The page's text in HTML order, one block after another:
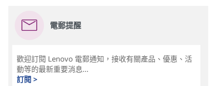
電郵提醒
歡迎訂閱 Lenovo 電郵通知，接收有關產品、優惠、活
動等的最新重要消息...
訂閱 >